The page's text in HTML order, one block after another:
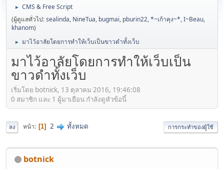
►
CMS & Free Script
(ผู้ดูแลทั่วไป:sealinda, NineTua, bugmai, pburin22,*~เก้าคุง~*,I~Beau,
khanom)
► มาไว้อาลัยโดยการทำให้เว็บเป็นขาวดำทั้งเว็บ
มาไว้อาลัยโดยการทำให้เว็บเป็น
ขาวดำทั้งเว็บ
เริ่มโดย botnick, 13 ตุลาคม 2016, 19:46:08
0 สมาชิก และ 1 ผู้มาเยือน กำลังดูหัวข้อนี้
ลง หน้า 1 2 ทั้งหมด การกระทำของผู้ใช้
botnick